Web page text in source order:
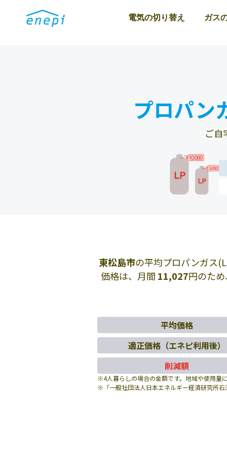
電気の切り替え ガス
プロパン
ご自
東松島市の平均プロパンガス
価格は、月間 11,027円のた
平均価格
適正価格（エネピ利用後）
削減額
※4人暮らしの場合の金額です。地域や使用量
※「一般社団法人日本エネルギー経済研究所